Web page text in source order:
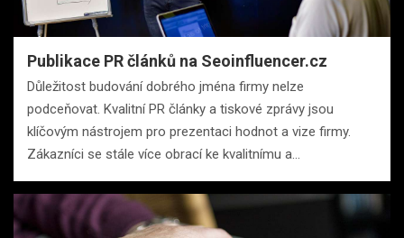
Publikace PR článků na Seoinfluencer.cz
Důležitost budování dobrého jména firmy nelze
podceňovat. Kvalitní PR články a tiskové zprávy jsou
klíčovým nástrojem pro prezentaci hodnot a vize firmy.
Zákazníci se stále více obrací ke kvalitnímu a…